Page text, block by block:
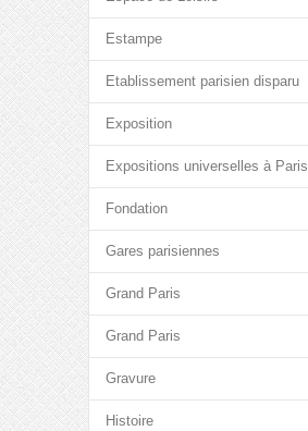
Estampe
Etablissement parisien disparu
Exposition
Expositions universelles à Paris
Fondation
Gares parisiennes
Grand Paris
Grand Paris
Gravure
Histoire